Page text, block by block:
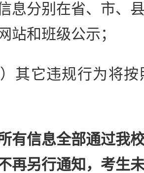
息分别在省、市、
站和班级公示；
它违规行为将按
有信息全部通过我
再另行通知，考生